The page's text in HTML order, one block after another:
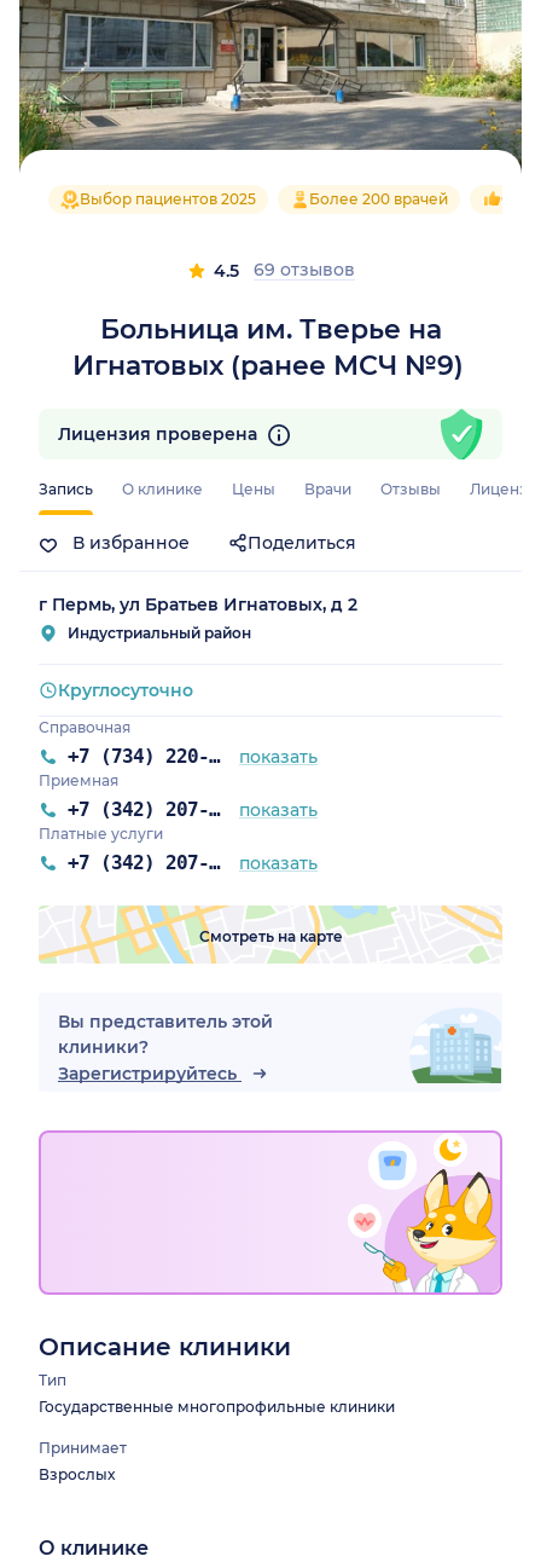
Больница им. Тверье на
Игнатовых (ранее МСЧ №9)
Выбор пациентов 2025 Более 200 врачей
4.5 69 отзывов
Запись О клинике Цены Врачи Отзывы
В избранное Поделиться
Лицензия проверена
г Пермь, ул Братьев Игнатовых, д 2
Индустриальный район
Справочная
+7 (734) 220-70-83 показать
Приемная
+7 (342) 207-09-01 показать
Платные услуги
+7 (342) 207-08-16 показать
Круглосуточно
Смотреть на карте
Вы представитель этой
клиники?
Зарегистрируйтесь
Описание клиники
Тип
Государственные многопрофильные клиники
Принимает
Взрослых
О клинике